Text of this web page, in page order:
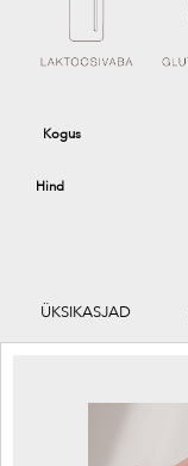
Kogus
Hind
ÜKSIKASJAD